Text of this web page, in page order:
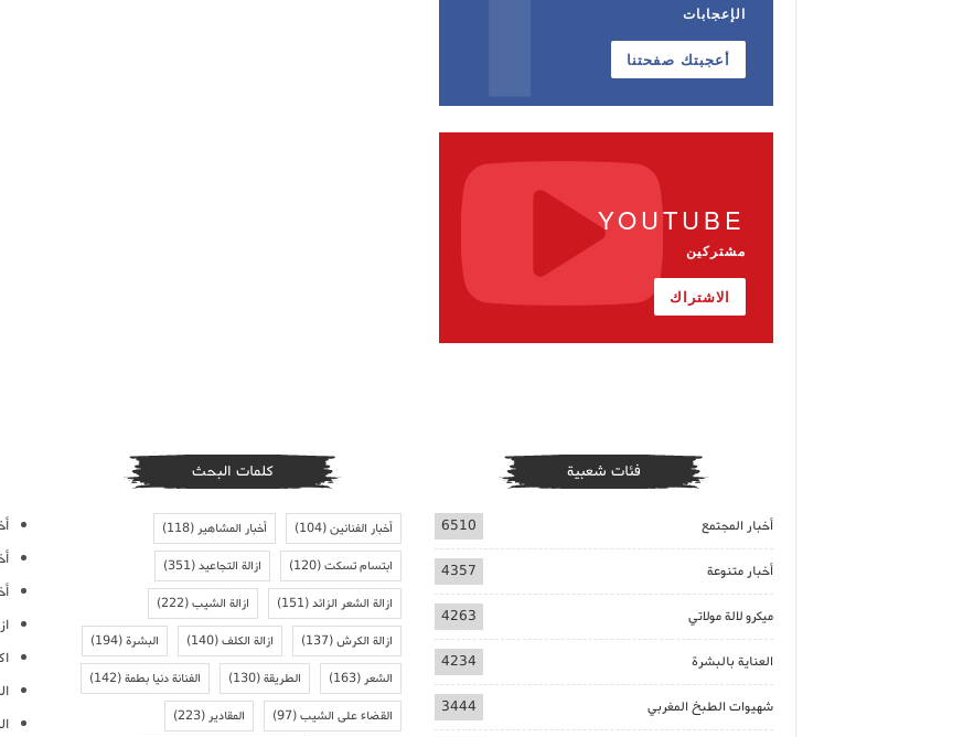
الإعجابات
أعجبتك صفحتنا
YOUTUBE
مشتركين
الاشتراك
فئات شعبية
أخبار المجتمع 6510
أخبار متنوعة 4357
ميكرو لالة مولاتي 4263
العناية بالبشرة 4234
شهيوات الطبخ المغربي 3444
كلمات البحث
أخبار الفنانين(104) أخبار المشاهير(118)
ابتسام تسكت(120) ازالة التجاعيد(351)
ازالة الشعر الزائد(151) ازالة الشيب(222)
ازالة الكرش(137) ازالة الكلف(140) البشرة(194)
الشعر(163) الطريقة(130) الفنانة دنيا بطمة(142)
القضاء على الشيب(97) المقادير(223)